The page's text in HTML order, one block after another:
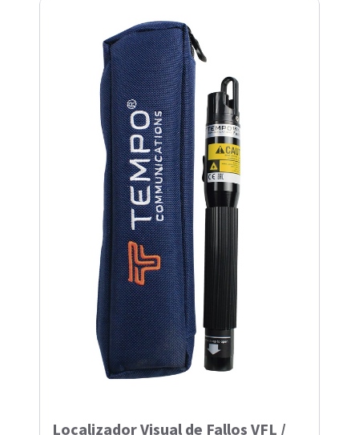
Localizador Visual de Fallos VFL /